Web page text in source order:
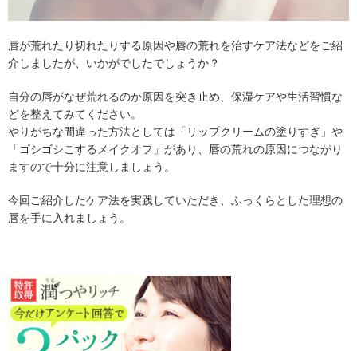
唇が荒れたり切れたりする原因や唇の荒れを治すケア法などをご紹
介しましたが、いかがでしたでしょうか？
自分の唇がなぜ荒れるのか原因を突き止め、保湿ケアや生活習慣な
どを整えてみてください。
やりがちな間違った方法としては「リップクリームの塗りすぎ」や
「ゴシゴシこするメイクオフ」があり、唇の荒れの原因につながり
ますので十分に注意しましょう。
今回ご紹介したケア法を実践していただき、ふっくらとした理想の
唇を手に入れましょう。